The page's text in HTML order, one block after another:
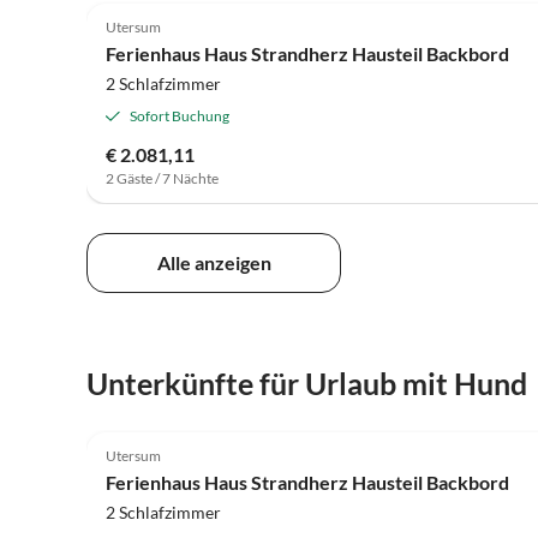
Utersum
Ferienhaus Haus Strandherz Hausteil Backbord
2 Schlafzimmer
Sofort Buchung
€ 2.081,11
2 Gäste / 7 Nächte
Alle anzeigen
Unterkünfte für Urlaub mit Hund
Utersum
Ferienhaus Haus Strandherz Hausteil Backbord
2 Schlafzimmer